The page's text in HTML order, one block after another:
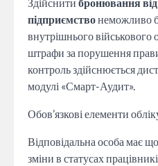
підприємствонеможливо
внутрішнього
штрафи за порушення
контроль здійснюється
модулі «Смарт-Аудит».
Обов’язкові елементи
Відповідальна особа має
зміни в статусах